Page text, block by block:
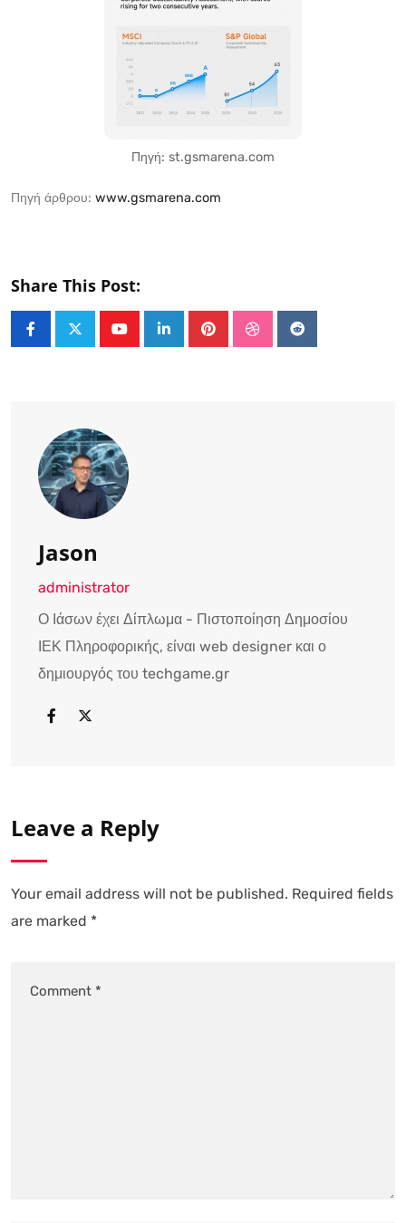
Πηγή: st.gsmarena.com
Πηγή άρθρου: www.gsmarena.com
Share This Post:
YoutubeLinkedInPinterestStumbleUpon
Reddit
Jason
administrator
Ο Ιάσων έχει Δίπλωμα - Πιστοποίηση Δημοσίου
ΙΕΚ Πληροφορικής, είναι web designer και ο
δημιουργός του techgame.gr
Leave a Reply
Your email address will not be published. Required fields
are marked *